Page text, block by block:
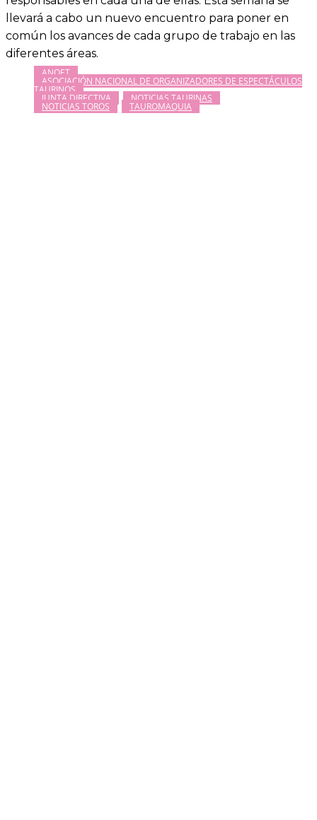
llevará a cabo un nuevo encuentro para poner en
común los avances de cada grupo de trabajo en las
diferentes áreas.
ANOET
ASOCIACIÓN NACIONAL DE ORGANIZADORES DE ESPECTÁCULOS
TAURINOS
JUNTA DIRECTIVA NOTICIAS TAURINAS
NOTICIAS TOROS TAUROMAQUIA